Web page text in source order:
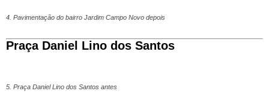
4. Pavimentação do bairro Jardim Campo Novo depois
Praça Daniel Lino dos Santos
5. Praça Daniel Lino dos Santos antes